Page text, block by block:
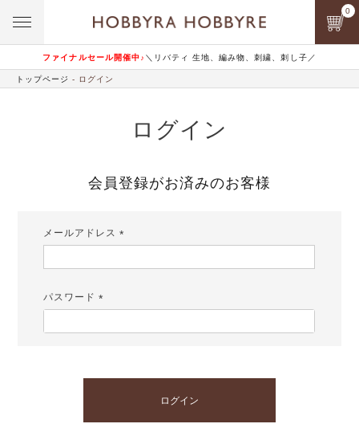
ファイナルセール開催中♪ ＼リバティ 生地、編み物、刺繍、刺し子／
0
トップページ ログイン
ログイン
会員登録がお済みのお客様
メールアドレス
パスワード
ログイン